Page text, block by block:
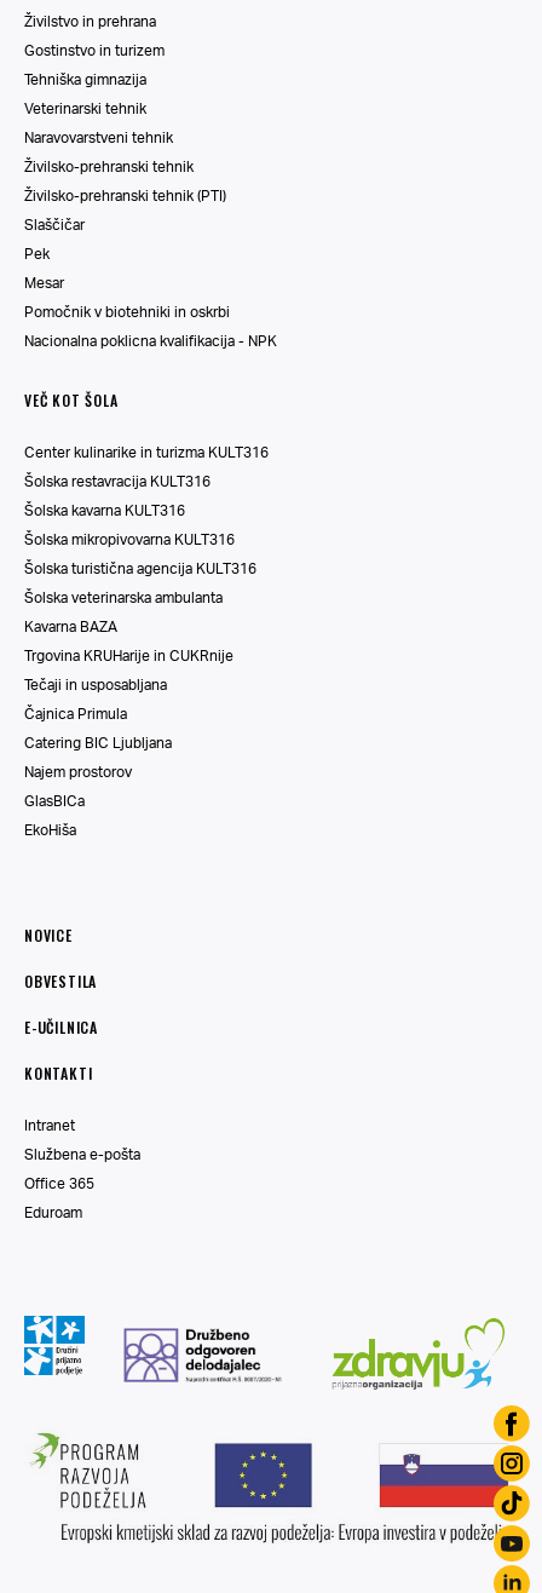
Živilstvo in prehrana
Gostinstvo in turizem
Tehniška gimnazija
Veterinarski tehnik
Naravovarstveni tehnik
Živilsko-prehranski tehnik
Živilsko-prehranski tehnik (PTI)
Slaščičar
Pek
Mesar
Pomočnik v biotehniki in oskrbi
Nacionalna poklicna kvalifikacija - NPK
VEČ KOT ŠOLA
Center kulinarike in turizma KULT316
Šolska restavracija KULT316
Šolska kavarna KULT316
Šolska mikropivovarna KULT316
Šolska turistična agencija KULT316
Šolska veterinarska ambulanta
Kavarna BAZA
Trgovina KRUHarije in CUKRnije
Tečaji in usposabljana
Čajnica Primula
Catering BIC Ljubljana
Najem prostorov
GlasBICa
EkoHiša
NOVICE
OBVESTILA
E-UČILNICA
KONTAKTI
Intranet
Službena e-pošta
Office 365
Eduroam